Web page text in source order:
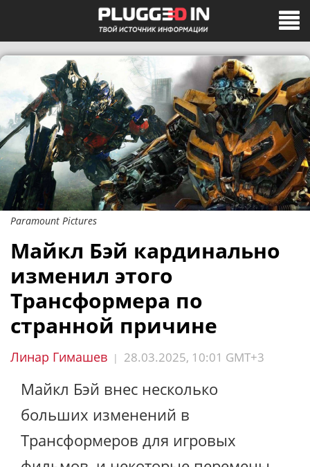
Paramount Pictures
Майкл Бэй кардинально
изменил этого
Трансформера по
странной причине
Линар Гимашев | 28.03.2025, 10:01 GMT+3
Майкл Бэй внес несколько
больших изменений в
Трансформеров для игровых